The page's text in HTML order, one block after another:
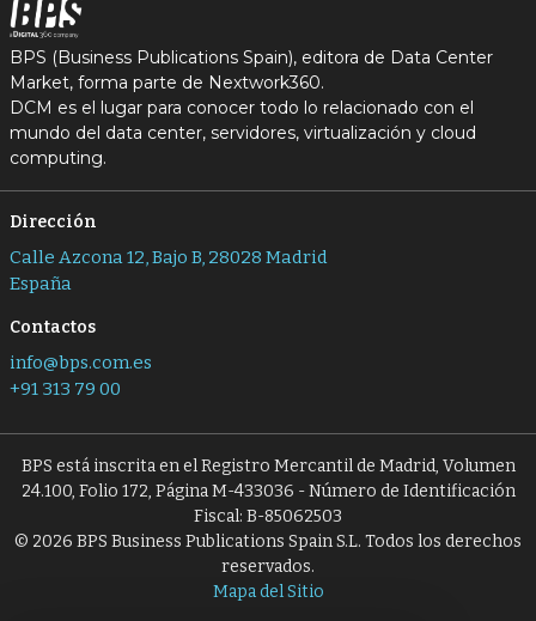
BPS (Business Publications Spain), editora de Data Center
Market, forma parte de Nextwork360.
DCM es el lugar para conocer todo lo relacionado con el
mundo del data center, servidores, virtualización y cloud
computing.
Dirección
Calle Azcona 12, Bajo B, 28028 Madrid
España
Contactos
info@bps.com.es
+91 313 79 00
BPS está inscrita en el Registro Mercantil de Madrid, Volumen
24.100, Folio 172, Página M-433036 - Número de Identificación
Fiscal: B-85062503
© 2026 BPS Business Publications Spain S.L. Todos los derechos
reservados.
Mapa del Sitio